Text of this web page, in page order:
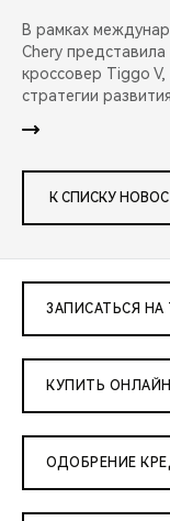
В рамках
Chery
кроссовер Tiggo
стратегии
К СПИСКУ
ЗАПИСАТЬСЯ НА
КУПИТЬ ОНЛАЙН
ОДОБРЕНИЕ